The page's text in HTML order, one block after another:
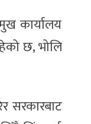
कार्यालय
छ, भोलि
सरकारबाट